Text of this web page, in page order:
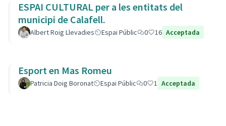
ESPAI CULTURAL per a les entitats del
municipi de Calafell.
Albert Roig Llevadies Espai Públic 0 16 Acceptada
Esport en Mas Romeu
Patricia Doig Boronat Espai Públic 0 1 Acceptada